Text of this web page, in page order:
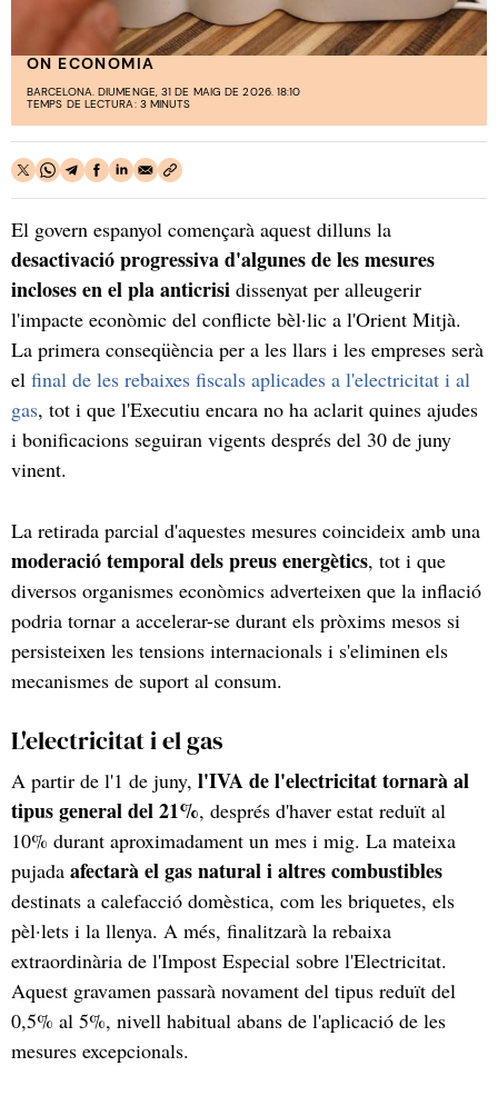
ON ECONOMIA
BARCELONA. DIUMENGE, 31 DE MAIG DE 2026. 18:10
TEMPS DE LECTURA: 3 MINUTS
El govern espanyol començarà aquest dilluns la
desactivació progressivad'algunes de les mesures
incloses en el pla anticrisi dissenyat per alleugerir
l'impacte econòmic del conflicte bèl·lic a l'Orient Mitjà.
La primera conseqüència per a les llars i les empreses serà
el final de les rebaixes fiscals aplicades a l'electricitat i al
gas, tot i que l'Executiu encara no ha aclarit quines ajudes
i bonificacions seguiran vigents després del 30 de juny
vinent.
La retirada parcial d'aquestes mesures coincideix amb una
moderació temporal dels preus energètics, tot i que
diversos organismes econòmics adverteixen que la inflació
podria tornar a accelerar-se durant els pròxims mesos si
persisteixen les tensions internacionals i s'eliminen els
mecanismes de suport al consum.
L'electricitat i el gas
A partir de l'1 de juny, l'IVA de l'electricitat tornarà al
tipus general del 21%, després d'haver estat reduït al
10% durant aproximadament un mes i mig. La mateixa
pujada afectarà el gas natural i altres combustibles
destinats a calefacció domèstica, com les briquetes, els
pèl·lets i la llenya. A més, finalitzarà la rebaixa
extraordinària de l'Impost Especial sobre l'Electricitat.
Aquest gravamen passarà novament del tipus reduït del
0,5% al 5%, nivell habitual abans de l'aplicació de les
mesures excepcionals.